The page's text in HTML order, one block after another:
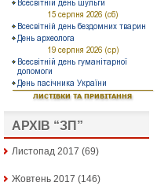
АРХІВ “ЗП”
Листопад 2017 (69)
Жовтень 2017 (146)